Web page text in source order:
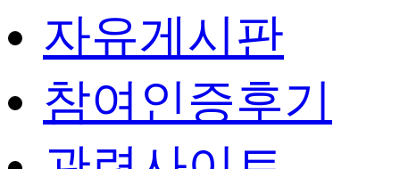
자유게시판
참여인증후기